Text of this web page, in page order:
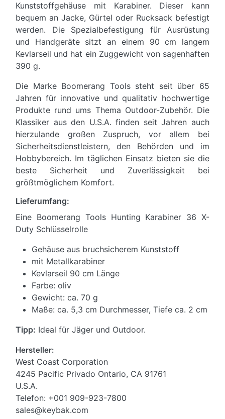
Kunststoffgehäuse mit Karabiner. Dieser kann
bequem an Jacke, Gürtel oder Rucksack befestigt
werden. Die Spezialbefestigung für Ausrüstung
und Handgeräte sitzt an einem 90 cm langem
Kevlarseil und hat ein Zuggewicht von sagenhaften
390 g.
Die Marke Boomerang Tools steht seit über 65
Jahren für innovative und qualitativ hochwertige
Produkte rund ums Thema Outdoor-Zubehör. Die
Klassiker aus den U.S.A. finden seit Jahren auch
hierzulande großen Zuspruch, vor allem bei
Sicherheitsdienstleistern, den Behörden und im
Hobbybereich. Im täglichen Einsatz bieten sie die
beste Sicherheit und Zuverlässigkeit bei
größtmöglichem Komfort.
Lieferumfang:
Eine Boomerang Tools Hunting Karabiner 36 X-
Duty Schlüsselrolle
Gehäuse aus bruchsicherem Kunststoff
mit Metallkarabiner
Kevlarseil 90 cm Länge
Farbe: oliv
Gewicht: ca. 70 g
Maße: ca. 5,3 cm Durchmesser, Tiefe ca. 2 cm
Tipp: Ideal für Jäger und Outdoor.
Hersteller:
West Coast Corporation
4245 Pacific Privado Ontario, CA 91761
U.S.A.
Telefon: +001 909-923-7800
sales@keybak.com